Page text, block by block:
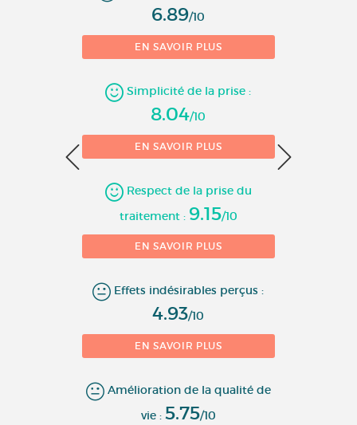
6.89/10
EN SAVOIR PLUS
Simplicité de la prise :
8.04/10
EN SAVOIR PLUS
Respect de la prise du
traitement : 9.15/10
EN SAVOIR PLUS
Effets indésirables perçus :
4.93/10
EN SAVOIR PLUS
Amélioration de la qualité de
vie : 5.75/10